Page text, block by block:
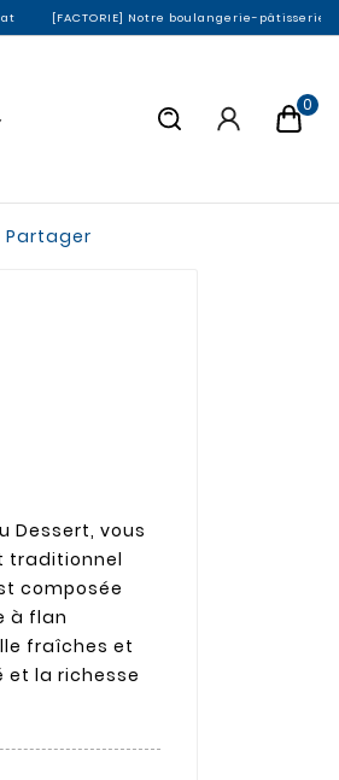
Notre boulangerie-pâtisserie de Montargis
0
Partager
Dessert, vous
traditionnel
composée
à flan
fraîches et
et la richesse